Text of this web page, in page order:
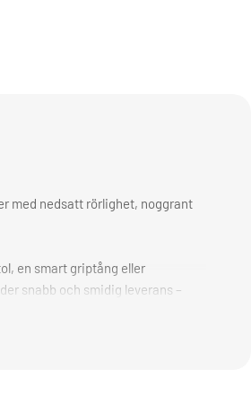
med nedsatt rörlighet, noggrant
en smart griptång eller
snabb och smidig leverans –